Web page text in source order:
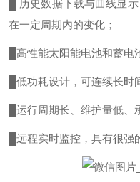
█ 历史数据下载与曲线显
在一定周期内的变化；
█高性能太阳能电池和蓄电
█低功耗设计，可连续长时
█运行周期长、维护量低、
█远程实时监控，具有很强